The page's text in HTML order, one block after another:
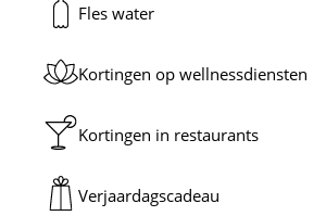
Fles water
Kortingen op wellnessdiensten
Kortingen in restaurants
Verjaardagscadeau